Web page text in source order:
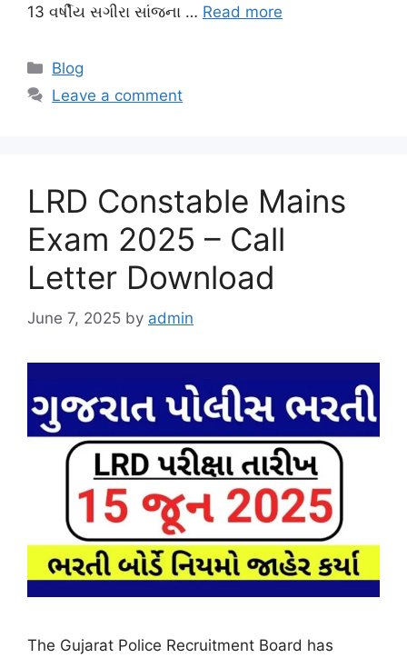
13 વર્ષીય સગીરા સાંજના … Read more
Categories
Blog
Leave a comment
LRD Constable Mains
Exam 2025 – Call
Letter Download
June 7, 2025 by admin
The Gujarat Police Recruitment Board has